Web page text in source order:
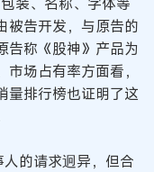
被告开发，与原告的
告称《股神》产品为
场占有率方面看，
量排行榜也证明了这
的请求迥异，但合